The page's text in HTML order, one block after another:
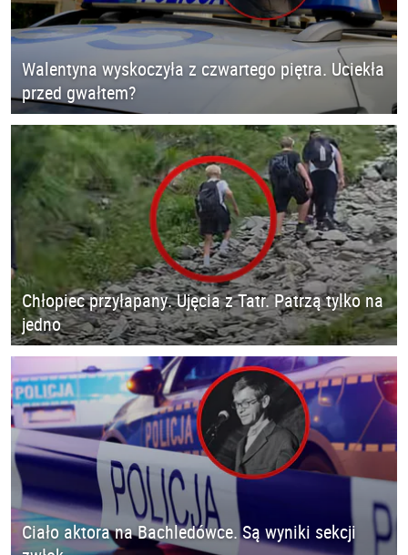
Walentyna wyskoczyła z czwartego piętra. Uciekła
przed gwałtem?
Chłopiec przyłapany. Ujęcia z Tatr. Patrzą tylko na
jedno
Ciało aktora na Bachledówce. Są wyniki sekcji